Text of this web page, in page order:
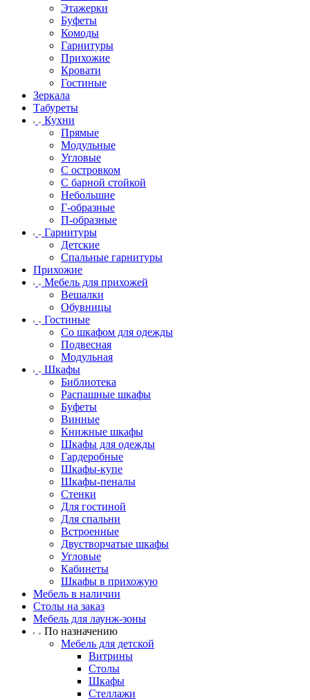
Этажерки
Буфеты
Комоды
Гарнитуры
Прихожие
Кровати
Гостиные
Зеркала
Табуреты
Кухни
Прямые
Модульные
Угловые
С островком
С барной стойкой
Небольшие
Г-образные
П-образные
Гарнитуры
Детские
Спальные гарнитуры
Прихожие
Мебель для прихожей
Вешалки
Обувницы
Гостиные
Со шкафом для одежды
Подвесная
Модульная
Шкафы
Библиотека
Распашные шкафы
Буфеты
Винные
Книжные шкафы
Шкафы для одежды
Гардеробные
Шкафы-купе
Шкафы-пеналы
Стенки
Для гостиной
Для спальни
Встроенные
Двустворчатые шкафы
Угловые
Кабинеты
Шкафы в прихожую
Мебель в наличии
Столы на заказ
Мебель для лаунж-зоны
По назначению
Мебель для детской
Витрины
Столы
Шкафы
Стеллажи